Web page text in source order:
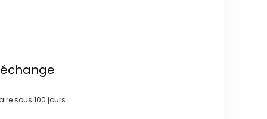
sous 100 jours